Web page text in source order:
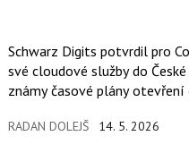
Schwarz Digits potvrdil pro
své cloudové služby do
známy časové plány otevření
RADAN DOLEJŠ 14. 5. 2026